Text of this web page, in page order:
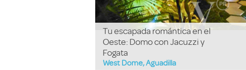
Tu escapada romántica en el
Oeste: Domo con Jacuzzi y
Fogata
West Dome, Aguadilla